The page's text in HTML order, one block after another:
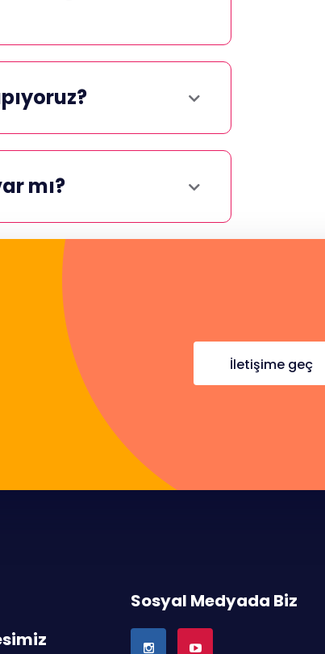
mı?
i̇letişime geç
Sosyal Medyada Biz